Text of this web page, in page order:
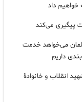
خواهیم داد
پیگیری می‌کند
می‌خواهد خدمت
داریم
انقلاب و خانوادۀ